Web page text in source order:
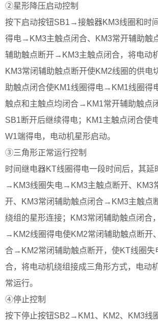
②星形降压启动控制
按下启动按钮SB1→接触器KM3线圈和时
得电→KM3主触点闭合、KM3常开辅助触
辅助触点断开→KM3主触点闭合，将电动
KM3常闭辅助触点断开使KM2线圈的供电
助触点闭合使KM1线圈得电→KM1线圈得
触点和主触点均闭合→KM1常开辅助触点
SB1断开后继续得电；KM1主触点闭合使
W1端得电，电动机星形启动。
③三角形正常运行控制
时间继电器KT线圈得电一段时间后，其延
→KM3线圈失电→KM3主触点断开、KM3
开、KM3常闭辅助触点闭合→KM3主触点
绕组的星形连接；KM3常闭辅助触点闭合
→KM2线圈得电使KM2常闭辅助触点断开
合→KM2常闭辅助触点断开，使KT线圈失
合，将电动机绕组接成三角形方式，电动
常运行。
④停止控制
按下停止按钮SB2→KM1、KM2、KM3线